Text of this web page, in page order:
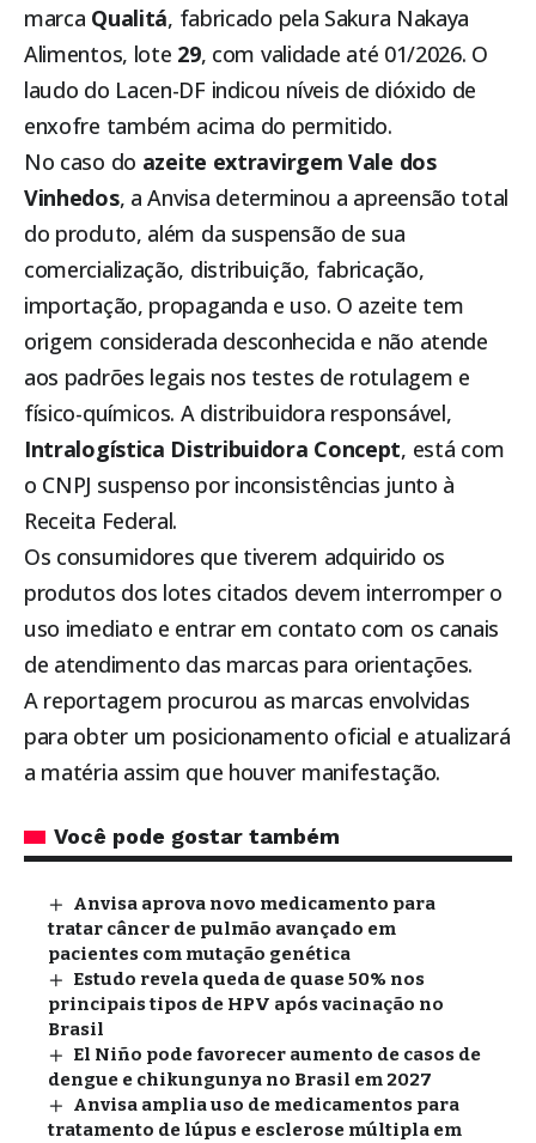
marca Qualitá, fabricado pela Sakura Nakaya
Alimentos, lote 29, com validade até 01/2026. O
laudo do Lacen-DF indicou níveis de dióxido de
enxofre também acima do permitido.
No caso do azeite extravirgem Vale dos
Vinhedos, a Anvisa determinou a apreensão total
do produto, além da suspensão de sua
comercialização, distribuição, fabricação,
importação, propaganda e uso. O azeite tem
origem considerada desconhecida e não atende
aos padrões legais nos testes de rotulagem e
físico-químicos. A distribuidora responsável,
Intralogística Distribuidora Concept, está com
o CNPJ suspenso por inconsistências junto à
Receita Federal.
Os consumidores que tiverem adquirido os
produtos dos lotes citados devem interromper o
uso imediato e entrar em contato com os canais
de atendimento das marcas para orientações.
A reportagem procurou as marcas envolvidas
para obter um posicionamento oficial e atualizará
a matéria assim que houver manifestação.
Você pode gostar também
Anvisa aprova novo medicamento para
tratar câncer de pulmão avançado em
pacientes com mutação genética
Estudo revela queda de quase 50% nos
principais tipos de HPV após vacinação no
Brasil
El Niño pode favorecer aumento de casos de
dengue e chikungunya no Brasil em 2027
Anvisa amplia uso de medicamentos para
tratamento de lúpus e esclerose múltipla em